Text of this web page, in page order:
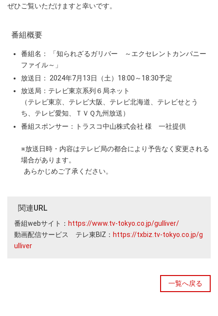
ぜひご覧いただけますと幸いです。
番組概要
番組名： 「知られざるガリバー ～エクセレントカンパニー
ファイル～」
放送日： 2024年7月13日（土）18:00～18:30予定
放送局：テレビ東京系列６局ネット
（テレビ東京、テレビ大阪、テレビ北海道、テレビせとう
ち、テレビ愛知、ＴＶＱ九州放送）
番組スポンサー：トラスコ中山株式会社 様 一社提供
※放送日時・内容はテレビ局の都合により予告なく変更される
場合があります。
あらかじめご了承ください。
関連URL
番組webサイト： https://www.tv-tokyo.co.jp/gulliver/
動画配信サービス テレ東BIZ： https://txbiz.tv-tokyo.co.jp/g
ulliver
一覧へ戻る